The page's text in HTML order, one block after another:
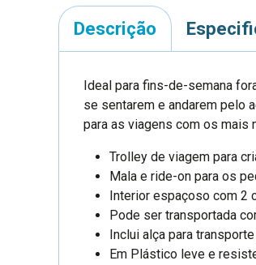
Descrição
Ideal para fins-de-semana
se sentarem e andarem pelo
para as viagens com os mais
Trolley de viagem para
Mala e ride-on para os
Interior espaçoso com 2
Pode ser transportada
Inclui alça para
Em Plástico leve e